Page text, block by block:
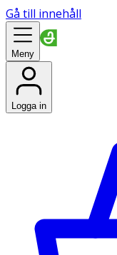
Gå till innehåll
Meny
Logga in